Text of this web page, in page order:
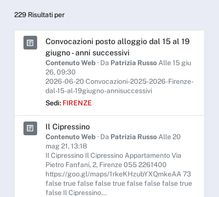
229 Risultati per
Convocazioni posto alloggio dal 15 al 19
giugno - anni successivi
Contenuto Web · Da Patrizia Russo Alle 15 giu
26, 09:30
2026-06-20 Convocazioni-2025-2026-Firenze-
dal-15-al-19giugno-annisuccessivi
Sedi: FIRENZE
Il Cipressino
Contenuto Web · Da Patrizia Russo Alle 20
mag 21, 13:18
Il Cipressino Il Cipressino Appartamento Via
Pietro Fanfani, 2, Firenze 055 2261400
https://goo.gl/maps/1rkeKHzubYXQmkeAA 73
false true false false true false false false true
false Il Cipressino...